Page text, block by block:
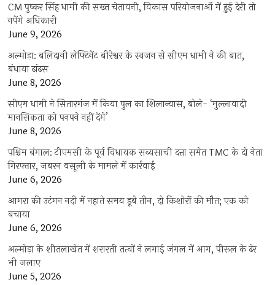
CM पुष्कर सिंह धामी की सख्त चेतावनी, विकास परियोजनाओं में हुई देरी तो
नपेंगे अधिकारी
June 9, 2026
अल्मोड़ा: बलिदानी लेफ्टिनेंट बीरेश्वर के स्वजन से सीएम धामी ने की बात,
बंधाया ढांढस
June 8, 2026
सीएम धामी ने सितारगंज में किया पुल का शिलान्यास, बोले- ‘मुल्लावादी
मानसिकता को पनपने नहीं देंगे’
June 8, 2026
पश्चिम बंगाल: टीएमसी के पूर्व विधायक सब्यसाची दत्ता समेत TMC के दो नेता
गिरफ्तार, जबरन वसूली के मामले में कार्रवाई
June 6, 2026
आगरा की उटंगन नदी में नहाते समय डूबे तीन, दो किशोरों की मौत; एक को
बचाया
June 6, 2026
अल्मोड़ा के शीतलाखेत में शरारती तत्वों ने लगाई जंगल में आग, पीरूल के ढेर
भी जलाए
June 5, 2026